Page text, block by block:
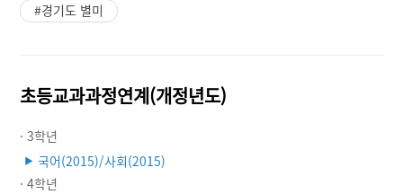
#경기도 별미
초등교과과정연계(개정년도)
· 3학년
▶ 국어(2015)/사회(2015)
· 4학년